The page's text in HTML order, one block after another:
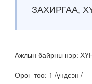
ЗАХИРГАА,
Ажлын байрны нэр:
Орон тоо: 1 /үндсэн /